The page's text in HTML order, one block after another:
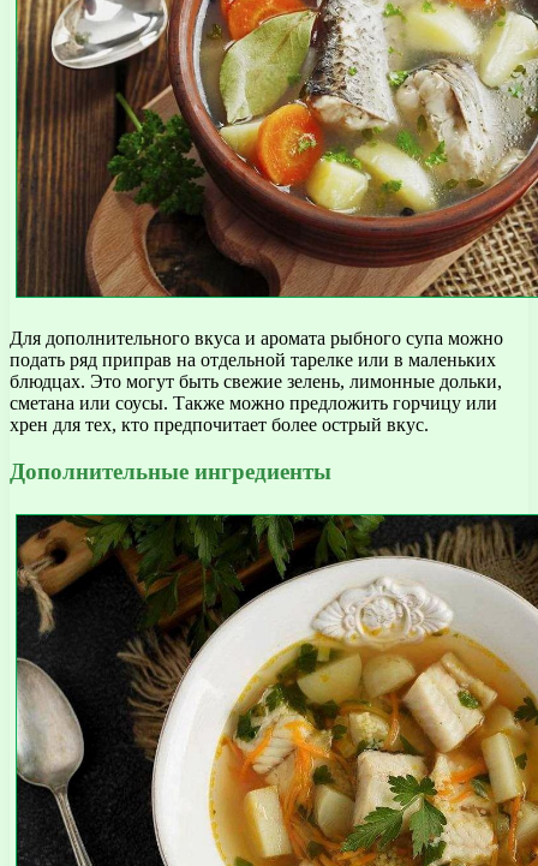
Для дополнительного вкуса и аромата рыбного супа можно
подать ряд приправ на отдельной тарелке или в маленьких
блюдцах. Это могут быть свежие зелень, лимонные дольки,
сметана или соусы. Также можно предложить горчицу или
хрен для тех, кто предпочитает более острый вкус.
Дополнительные ингредиенты